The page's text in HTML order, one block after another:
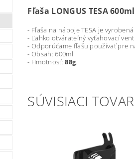
Fľaša LONGUS TESA
- Fľaša na nápoje TESA je
- Ľahko otvárateľný vyťahovací
- Odporúčame fľašu používať pre
- Obsah: 600ml.
- Hmotnosť:88g.
SÚVISIACI TOVAR